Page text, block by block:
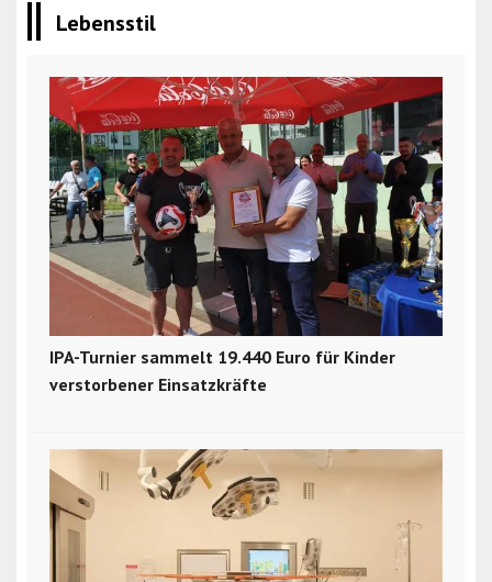
Lebensstil
IPA-Turnier sammelt 19.440 Euro für Kinder
verstorbener Einsatzkräfte